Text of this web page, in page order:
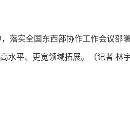
实全国东西部协作工作会议部
水平、更宽领域拓展。 （记者 林